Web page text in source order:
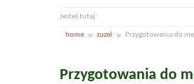
Jesteś tutaj:
home zuzel Przygotowania do
Przygotowania do